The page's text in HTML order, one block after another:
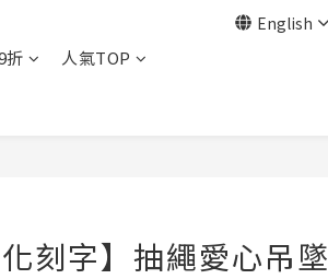
English
折
人氣TOP
化刻字】抽繩愛心吊墜